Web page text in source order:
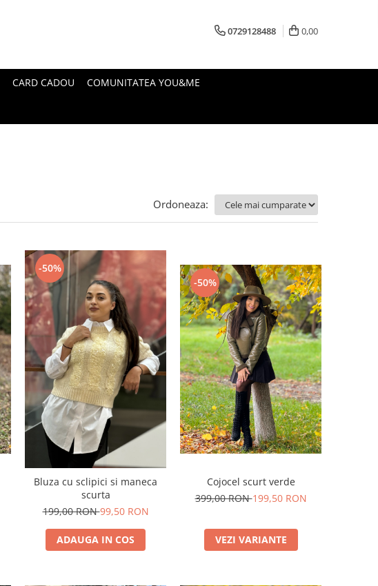
0729128488 0,00
CARD CADOU COMUNITATEA YOU&ME
Ordoneaza:
-50%
Bluza cu sclipici si maneca
scurta
199,00 RON99,50 RON
ADAUGA IN COS
-50%
Cojocel scurt verde
399,00 RON199,50 RON
VEZI VARIANTE